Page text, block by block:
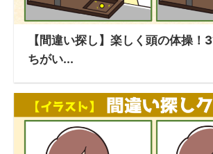
【間違い探し】楽しく頭の体操！
ちがい...